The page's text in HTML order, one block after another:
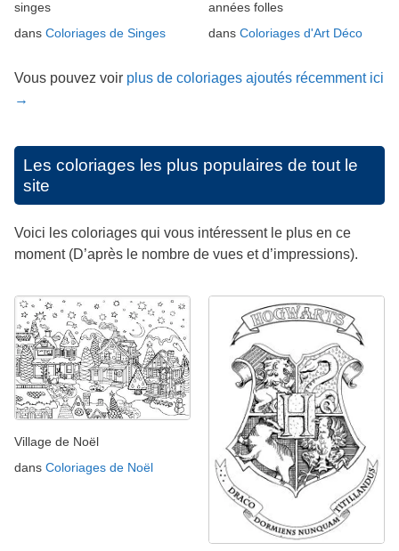
singes
dans Coloriages de Singes
années folles
dans Coloriages d'Art Déco
Vous pouvez voir plus de coloriages ajoutés récemment ici
→
Les coloriages les plus populaires de tout le
site
Voici les coloriages qui vous intéressent le plus en ce
moment (D’après le nombre de vues et d’impressions).
Village de Noël
dans Coloriages de Noël